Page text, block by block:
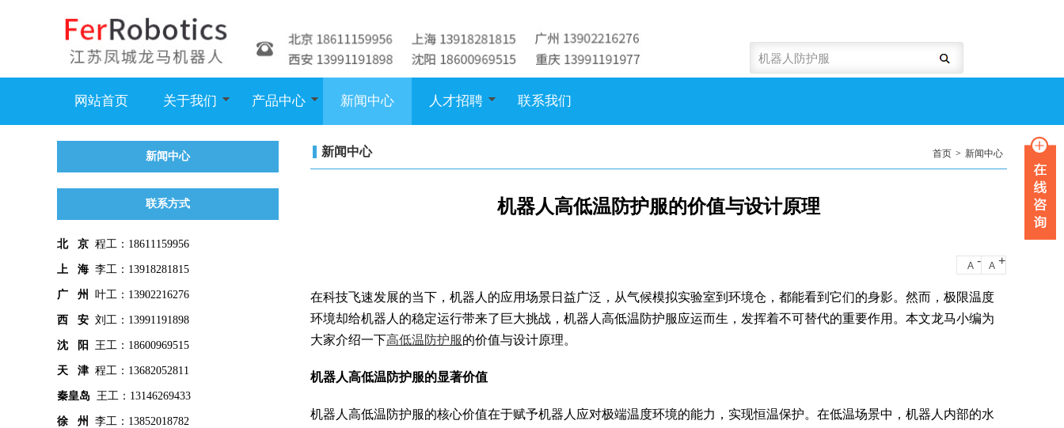
网站首页 关于我们 产品中心 新闻中心 人才招聘 联系我们
首页 > 新闻中心
新闻中心
机器人高低温防护服的价值与设计原理
A - A +
在科技飞速发展的当下，机器人的应用场景日益广泛，从气候模拟实验室到环境仓，都能看到它们的身影。然而，极限温度
环境却给机器人的稳定运行带来了巨大挑战，机器人高低温防护服应运而生，发挥着不可替代的重要作用。本文龙马小编为
大家介绍一下高低温防护服的价值与设计原理。
机器人高低温防护服的显著价值
机器人高低温防护服的核心价值在于赋予机器人应对极端温度环境的能力，实现恒温保护。在低温场景中，机器人内部的水
新闻中心
联系方式
北 京 程工：18611159956
上 海 李工：13918281815
广 州 叶工：13902216276
西 安 刘工：13991191898
沈 阳 王工：18600969515
天 津 程工：13682052811
秦皇岛 王工：13146269433
徐 州 李工：13852018782